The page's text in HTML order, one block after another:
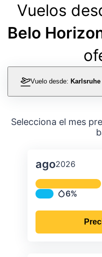
Vuelos
Belo
Vuelo desde: Karlsruhe
Selecciona el mes
ago2026
Precipitación
6%